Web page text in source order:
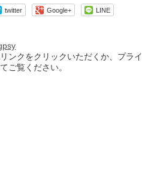
twitter Google+ LINE
ンクをクリックいただくか、プライ
ご覧ください。